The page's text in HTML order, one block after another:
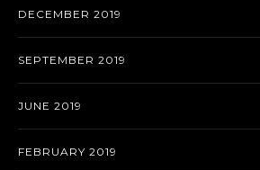
DECEMBER 2019
SEPTEMBER 2019
JUNE 2019
FEBRUARY 2019